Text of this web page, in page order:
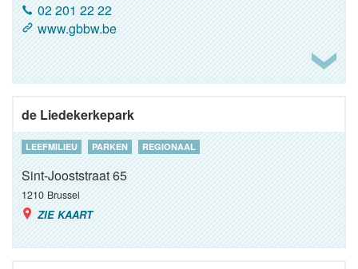
02 201 22 22
www.gbbw.be
de Liedekerkepark
LEEFMILIEU PARKEN REGIONAAL
Sint-Jooststraat 65
1210 Brussel
ZIE KAART